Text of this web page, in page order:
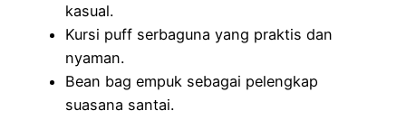
kasual.
Kursi puff serbaguna yang praktis dan
nyaman.
Bean bag empuk sebagai pelengkap
suasana santai.